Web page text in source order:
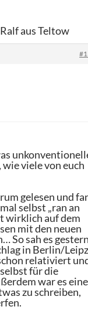
aus Teltow
viele von euch
gelesen und
selbst „ran an
wirklich auf dem
mit den neuen
So sah es
in Berlin/
relativiert
für die
war es eine
zu schreiben,